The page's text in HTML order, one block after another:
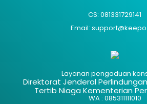
CS: 081331729141
Email:
Layanan pengaduan
Direktorat Jenderal
Tertib Niaga Kementerian
WA : 085311111010